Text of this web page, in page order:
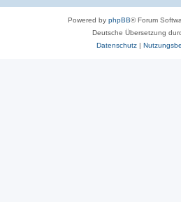
Powered by phpBB® Forum
Deutsche Übersetzung
Datenschutz|